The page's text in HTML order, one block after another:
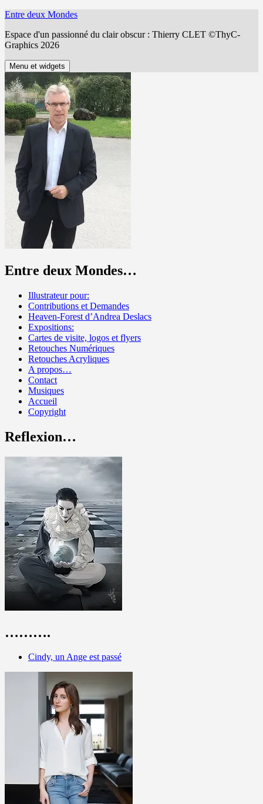
Aller
contenu
Entre deux Mondes
Espace d'un passionné du clair obscur : Thierry CLET ©ThyC-
Graphics 2026
Menu et widgets
Entre deux Mondes…
Illustrateur pour:
Contributions et Demandes
Heaven-Forest d’Andrea Deslacs
Expositions:
Cartes de visite, logos et flyers
Retouches Numériques
Retouches Acryliques
A propos…
Contact
Musiques
Accueil
Copyright
Reflexion…
……….
Cindy, un Ange est passé